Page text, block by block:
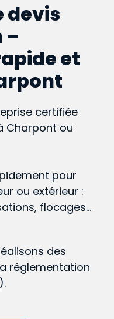
devis
–
et
certifiée
Charpont ou
pour
ou extérieur :
flocages…
des
réglementation